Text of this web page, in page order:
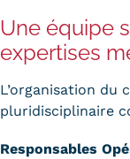
Une équipe
expertises
L’organisation du
pluridisciplinaire
Responsables